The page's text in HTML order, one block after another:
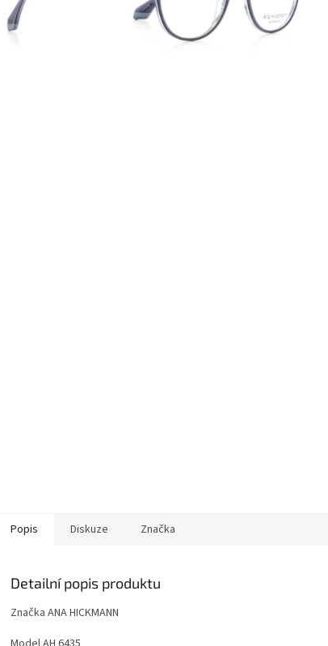
Popis Diskuze Značka
Detailní popis produktu
Značka ANA HICKMANN